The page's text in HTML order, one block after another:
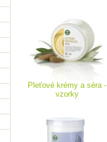
Pleťové krémy a séra -
vzorky